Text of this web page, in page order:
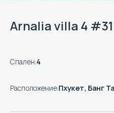
Arnalia villa 4
Спален:4
Расположение:Пхукет, Банг